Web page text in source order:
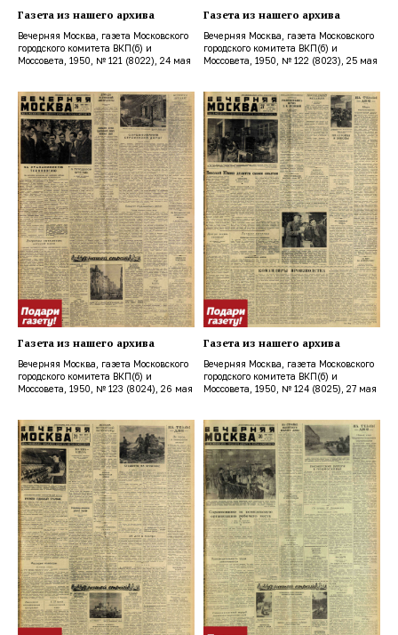
Газета из нашего архива
Вечерняя Москва, газета Московского
городского комитета ВКП(б) и
Моссовета, 1950, № 121 (8022), 24 мая
Газета из нашего архива
Вечерняя Москва, газета Московского
городского комитета ВКП(б) и
Моссовета, 1950, № 122 (8023), 25 мая
Газета из нашего архива
Вечерняя Москва, газета Московского
городского комитета ВКП(б) и
Моссовета, 1950, № 123 (8024), 26 мая
Газета из нашего архива
Вечерняя Москва, газета Московского
городского комитета ВКП(б) и
Моссовета, 1950, № 124 (8025), 27 мая